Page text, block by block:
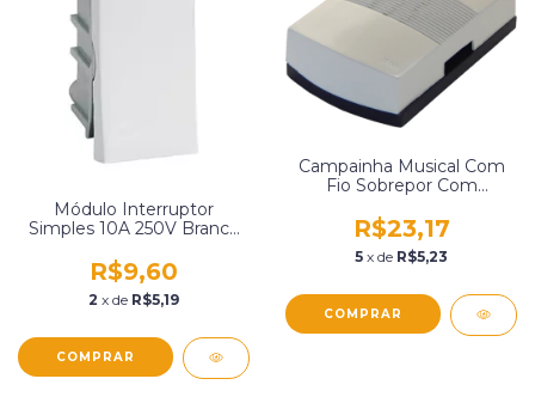
Módulo Interruptor
Simples 10A 250V Branco
R$9,60
2 x de R$5,19
Campainha Musical Com
Fio Sobrepor Com
220V Branca Biki 203002
R$23,17
5 x de R$5,23